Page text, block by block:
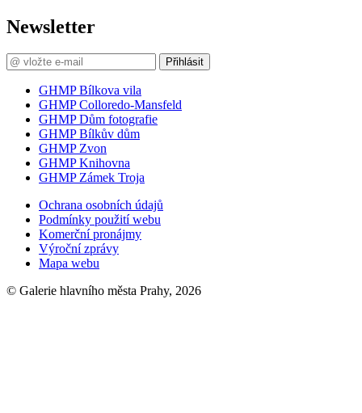
Newsletter
Přihlásit
GHMP Bílkova vila
GHMP Colloredo-Mansfeld
GHMP Dům fotografie
GHMP Bílkův dům
GHMP Zvon
GHMP Knihovna
GHMP Zámek Troja
Ochrana osobních údajů
Podmínky použití webu
Komerční pronájmy
Výroční zprávy
Mapa webu
© Galerie hlavního města Prahy, 2026